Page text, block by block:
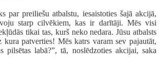
par preiliešu atbalstu, iesaistoties šajā akcijā,
starp cilvēkiem, kas ir darītāji. Mēs visi
tikai tas, kurš neko nedara. Jūsu atbalsts
patverties! Mēs katrs varam sev pajautāt,
pilsētas labā?”, tā, noslēdzoties akcijai, saka